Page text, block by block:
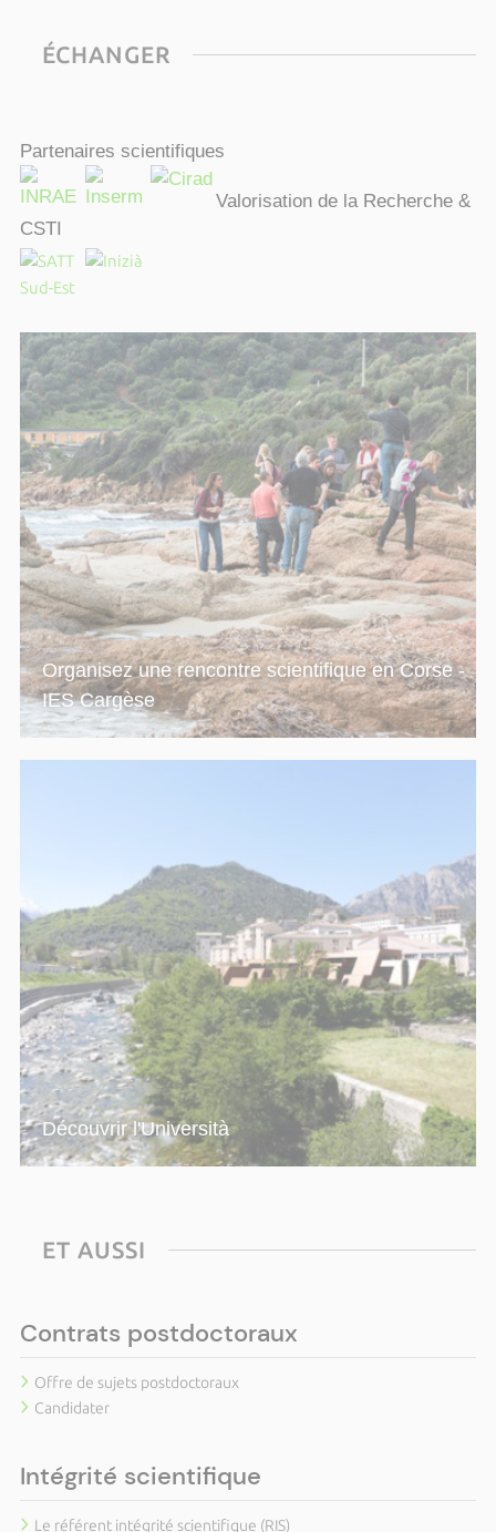
ÉCHANGER
Partenaires scientifiques
Valorisation de la Recherche &
CSTI
Organisez une rencontre scientifique en Corse -
IES Cargèse
Découvrir l'Università
ET AUSSI
Contrats postdoctoraux
Offre de sujets postdoctoraux
Candidater
Intégrité scientifique
Le référent intégrité scientifique (RIS)